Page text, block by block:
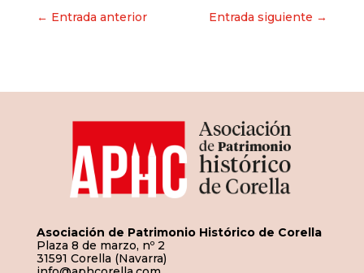
Navegación
← Entrada anterior Entrada siguiente →
Asociación de Patrimonio Histórico de Corella
Plaza 8 de marzo, nº 2
31591 Corella (Navarra)